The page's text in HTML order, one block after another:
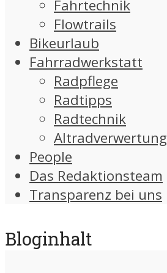
Fahrtechnik
Flowtrails
Bikeurlaub
Fahrradwerkstatt
Radpflege
Radtipps
Radtechnik
Altradverwertung
People
Das Redaktionsteam
Transparenz bei uns
Bloginhalt